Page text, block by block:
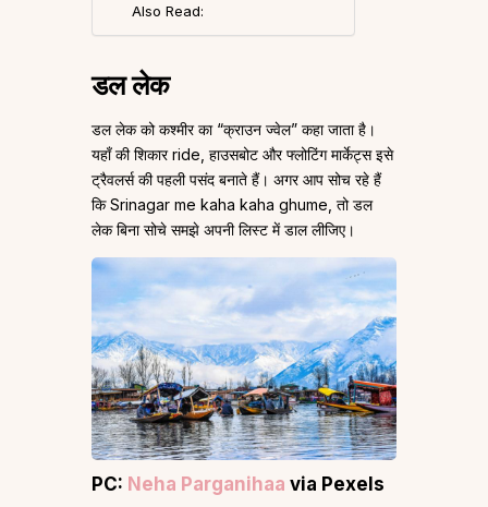
Also Read:
डल लेक
डल लेक को कश्मीर का “क्राउन ज्वेल” कहा जाता है।
यहाँ की शिकार ride, हाउसबोट और फ्लोटिंग मार्केट्स इसे
ट्रैवलर्स की पहली पसंद बनाते हैं। अगर आप सोच रहे हैं
कि Srinagar me kaha kaha ghume, तो डल
लेक बिना सोचे समझे अपनी लिस्ट में डाल लीजिए।
PC: Neha Parganihaa via Pexels